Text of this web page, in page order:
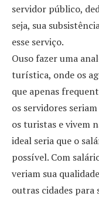
servidor público,
seja, sua
esse serviço.
Ouso fazer uma
turística, onde os
que apenas
os servidores
os turistas e vivem
ideal seria que o
possível. Com
veriam sua
outras cidades para